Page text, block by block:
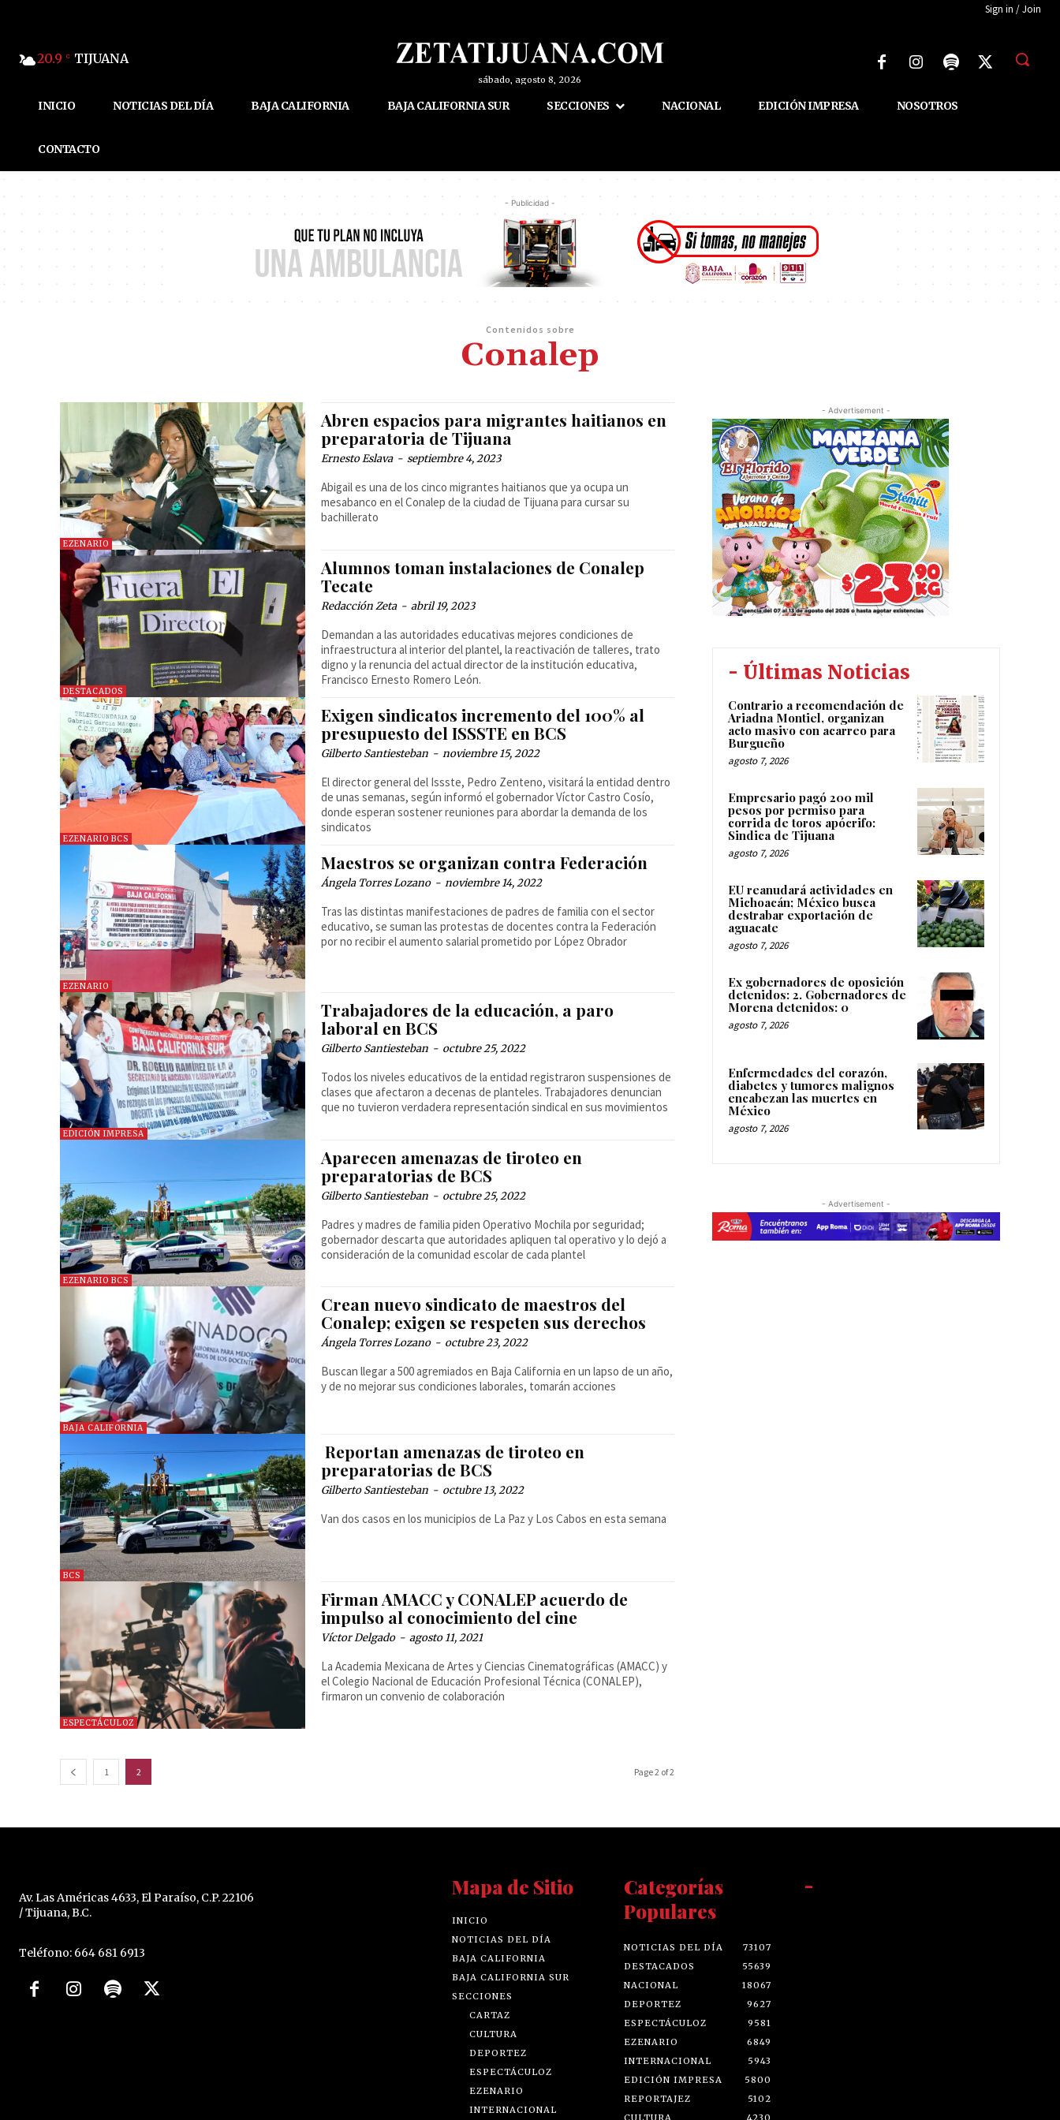
Sign in / Join
20.9 C TIJUANA
sábado, agosto 8, 2026
INICIO NOTICIAS DEL DÍA BAJA CALIFORNIA BAJA CALIFORNIA SUR SECCIONES NACIONAL EDICIÓN IMPRESA NOSOTROS
CONTACTO
- Publicidad -
Contenidos sobre
Conalep
EZENARIO
Abren espacios para migrantes haitianos en
preparatoria de Tijuana
Ernesto Eslava - septiembre 4, 2023
Abigail es una de los cinco migrantes haitianos que ya ocupa un
mesabanco en el Conalep de la ciudad de Tijuana para cursar su
bachillerato
DESTACADOS
Alumnos toman instalaciones de Conalep
Tecate
Redacción Zeta - abril 19, 2023
Demandan a las autoridades educativas mejores condiciones de
infraestructura al interior del plantel, la reactivación de talleres, trato
digno y la renuncia del actual director de la institución educativa,
Francisco Ernesto Romero León.
EZENARIO BCS
Exigen sindicatos incremento del 100% al
presupuesto del ISSSTE en BCS
Gilberto Santiesteban - noviembre 15, 2022
El director general del Issste, Pedro Zenteno, visitará la entidad dentro
de unas semanas, según informó el gobernador Víctor Castro Cosío,
donde esperan sostener reuniones para abordar la demanda de los
sindicatos
EZENARIO
Maestros se organizan contra Federación
Ángela Torres Lozano - noviembre 14, 2022
Tras las distintas manifestaciones de padres de familia con el sector
educativo, se suman las protestas de docentes contra la Federación
por no recibir el aumento salarial prometido por López Obrador
EDICIÓN IMPRESA
Trabajadores de la educación, a paro
laboral en BCS
Gilberto Santiesteban - octubre 25, 2022
Todos los niveles educativos de la entidad registraron suspensiones de
clases que afectaron a decenas de planteles. Trabajadores denuncian
que no tuvieron verdadera representación sindical en sus movimientos
EZENARIO BCS
Aparecen amenazas de tiroteo en
preparatorias de BCS
Gilberto Santiesteban - octubre 25, 2022
Padres y madres de familia piden Operativo Mochila por seguridad;
gobernador descarta que autoridades apliquen tal operativo y lo dejó a
consideración de la comunidad escolar de cada plantel
BAJA CALIFORNIA
Crean nuevo sindicato de maestros del
Conalep; exigen se respeten sus derechos
Ángela Torres Lozano - octubre 23, 2022
Buscan llegar a 500 agremiados en Baja California en un lapso de un año,
y de no mejorar sus condiciones laborales, tomarán acciones
BCS
Reportan amenazas de tiroteo en
preparatorias de BCS
Gilberto Santiesteban - octubre 13, 2022
Van dos casos en los municipios de La Paz y Los Cabos en esta semana
ESPECTÁCULOZ
Firman AMACC y CONALEP acuerdo de
impulso al conocimiento del cine
Víctor Delgado - agosto 11, 2021
La Academia Mexicana de Artes y Ciencias Cinematográficas (AMACC) y
el Colegio Nacional de Educación Profesional Técnica (CONALEP),
firmaron un convenio de colaboración
1 2 Page 2 of 2
- Advertisement -
- Últimas Noticias
Contrario a recomendación de
Ariadna Montiel, organizan
acto masivo con acarreo para
Burgueño
agosto 7, 2026
Empresario pagó 200 mil
pesos por permiso para
corrida de toros apócrifo:
Sindica de Tijuana
agosto 7, 2026
EU reanudará actividades en
Michoacán; México busca
destrabar exportación de
aguacate
agosto 7, 2026
Ex gobernadores de oposición
detenidos: 2. Gobernadores de
Morena detenidos: 0
agosto 7, 2026
Enfermedades del corazón,
diabetes y tumores malignos
encabezan las muertes en
México
agosto 7, 2026
- Advertisement -
Av. Las Américas 4633, El Paraíso, C.P. 22106
/ Tijuana, B.C.
Teléfono: 664 681 6913
Mapa de Sitio
INICIO
NOTICIAS DEL DÍA
BAJA CALIFORNIA
BAJA CALIFORNIA SUR
SECCIONES
CARTAZ
CULTURA
DEPORTEZ
ESPECTÁCULOZ
EZENARIO
INTERNACIONAL
Categorías
Populares
NOTICIAS DEL DÍA
73107
DESTACADOS
55639
NACIONAL
18067
DEPORTEZ
9627
ESPECTÁCULOZ
9581
EZENARIO
6849
INTERNACIONAL
5943
EDICIÓN IMPRESA
5800
REPORTAJEZ
5102
CULTURA
4230
-